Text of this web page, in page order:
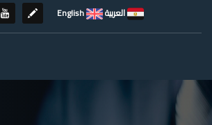
العربية English